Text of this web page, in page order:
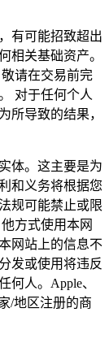
有可能招致超出
相关基础资产。
请在交易前完
对于任何个人
所导致的结果，
体。这主要是为
和义务将根据您
规可能禁止或限
方式使用本网
网站上的信息不
发或使用将违反
何人。Apple、
/地区注册的商